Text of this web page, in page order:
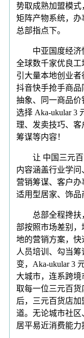
势取成熟加盟模式
矩阵产物系统，办
总部指点下。
中亚国度经济
全球数千家优良
引大量本地创业者
抖音快手抢手商品
抽象、同一商品价
选择 Aka-ukular 3
理、发卖技巧、
筹谋等内容！
让 中国三元百
内容涵盖行业学问
营销筹谋、客户
适用型居家、饰品
总部全程搀扶
部按照市场差别
地的营销方案，快
人员培训、勾当
变，Aka-ukular 3
大城市，连系跨境
取每一位三元百
后，三元百货店
道。无论城市社区
居平易近消费能力